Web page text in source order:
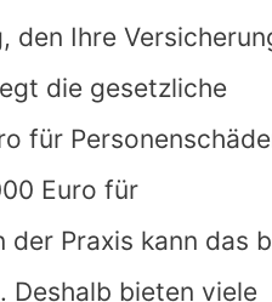
den Ihre
die gesetzliche
für
Euro für
Praxis kann das
Deshalb bieten viele